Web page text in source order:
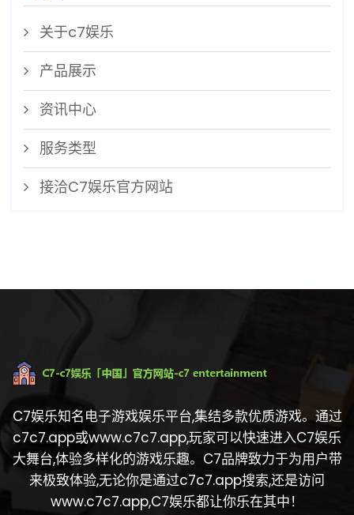
关于c7娱乐
产品展示
资讯中心
服务类型
接洽C7娱乐官方网站
C7娱乐知名电子游戏娱乐平台,集结多款优质游戏。通过
c7c7.app或www.c7c7.app,玩家可以快速进入C7娱乐
大舞台,体验多样化的游戏乐趣。C7品牌致力于为用户带
来极致体验,无论你是通过c7c7.app搜索,还是访问
www.c7c7.app,C7娱乐都让你乐在其中！